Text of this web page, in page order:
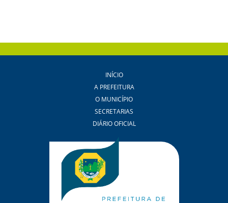
INÍCIO
A PREFEITURA
O MUNICÍPIO
SECRETARIAS
DIÁRIO OFICIAL